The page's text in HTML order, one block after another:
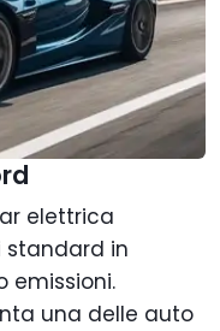
elettrica
standard in
emissioni.
una delle auto